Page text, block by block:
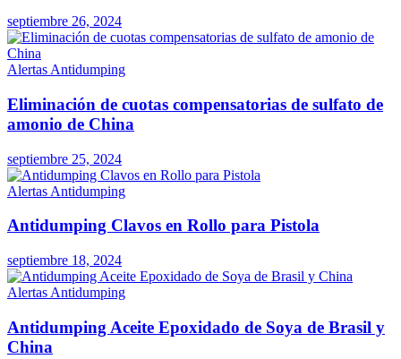
septiembre 26, 2024
Alertas Antidumping
Eliminación de cuotas compensatorias de sulfato de
amonio de China
septiembre 25, 2024
Alertas Antidumping
Antidumping Clavos en Rollo para Pistola
septiembre 18, 2024
Alertas Antidumping
Antidumping Aceite Epoxidado de Soya de Brasil y
China